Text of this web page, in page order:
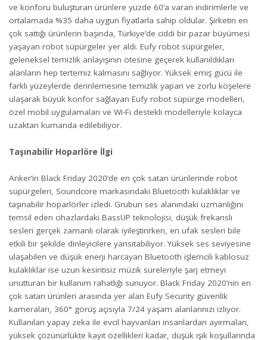
ve konforu buluşturan ürünlere yüzde 60’a varan indirimlerle ve
ortalamada %35 daha uygun fiyatlarla sahip oldular. Şirketin en
çok sattığı ürünlerin başında, Türkiye’de ciddi bir pazar büyümesi
yaşayan robot süpürgeler yer aldı. Eufy robot süpürgeler,
geleneksel temizlik anlayışının ötesine geçerek kullanıldıkları
alanların hep tertemiz kalmasını sağlıyor. Yüksek emiş gücü ile
farklı yüzeylerde derinlemesine temizlik yapan ve zorlu köşelere
ulaşarak büyük konfor sağlayan Eufy robot süpürge modelleri,
özel mobil uygulamaları ve Wi-Fi destekli modelleriyle kolayca
uzaktan kumanda edilebiliyor.
Taşınabilir Hoparlöre İlgi
Anker’in Black Friday 2020’de en çok satan ürünlerinde robot
süpürgeleri, Soundcore markasındaki Bluetooth kulaklıklar ve
taşınabilir hoparlörler izledi. Grubun ses alanındaki uzmanlığını
temsil eden cihazlardaki BassUP teknolojisi, düşük frekanslı
sesleri gerçek zamanlı olarak iyileştirirken, en ufak sesleri bile
etkili bir şekilde dinleyicilere yansıtabiliyor. Yüksek ses seviyesine
ulaşabilen ve düşük enerji harcayan Bluetooth işlemcili kablosuz
kulaklıklar ise uzun kesintisiz müzik süreleriyle şarj etmeyi
unutturan bir kullanım rahatlığı sunuyor. Black Friday 2020’nin en
çok satan ürünleri arasında yer alan Eufy Security güvenlik
kameraları, 360° görüş açısıyla 7/24 yaşam alanlarınızı izliyor.
Kullanılan yapay zeka ile evcil hayvanları insanlardan ayırmaları,
yüksek çözünürlükte kayıt özellikleri kadar, düşük ışık koşullarında